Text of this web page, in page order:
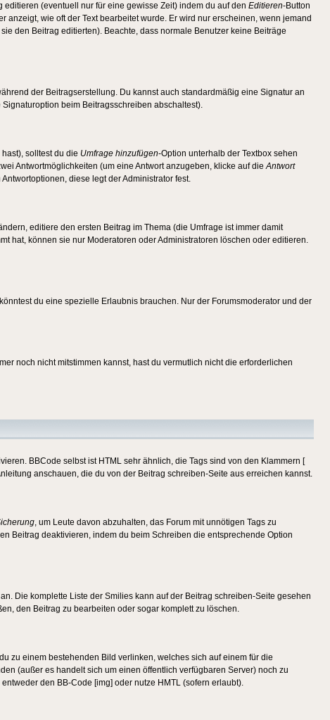
(eventuell nur für eine gewisse Zeit) indem du auf den Editieren-Button
wie oft der Text bearbeitet wurde. Er wird nur erscheinen, wenn jemand
den Beitrag editierten). Beachte, dass normale Benutzer keine Beiträge
der Beitragserstellung. Du kannst auch standardmäßig eine Signatur an
beim Beitragsschreiben abschaltest).
solltest du die Umfrage hinzufügen-Option unterhalb der Textbox sehen
Antwortmöglichkeiten (um eine Antwort anzugeben, klicke auf dieAntwort
diese legt der Administrator fest.
editiere den ersten Beitrag im Thema (die Umfrage ist immer damit
hat, können sie nur Moderatoren oder Administratoren löschen oder editieren.
du eine spezielle Erlaubnis brauchen. Nur der Forumsmoderator und der
noch nicht mitstimmen kannst, hast du vermutlich nicht die erforderlichen
BBCode selbst ist HTML sehr ähnlich, die Tags sind von den Klammern [
anschauen, die du von der Beitrag schreiben-Seite aus erreichen kannst.
, um Leute davon abzuhalten, das Forum mit unnötigen Tags zu
Beitrag deaktivieren, indem du beim Schreiben die entsprechende Option
Die komplette Liste der Smilies kann auf der Beitrag schreiben-Seite gesehen
den Beitrag zu bearbeiten oder sogar komplett zu löschen.
zu einem bestehenden Bild verlinken, welches sich auf einem für die
(außer es handelt sich um einen öffentlich verfügbaren Server) noch zu
den BB-Code [img] oder nutze HMTL (sofern erlaubt).